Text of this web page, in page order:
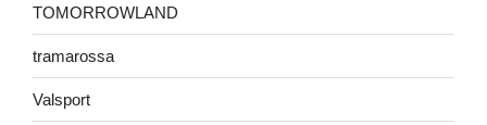
TOMORROWLAND
tramarossa
Valsport